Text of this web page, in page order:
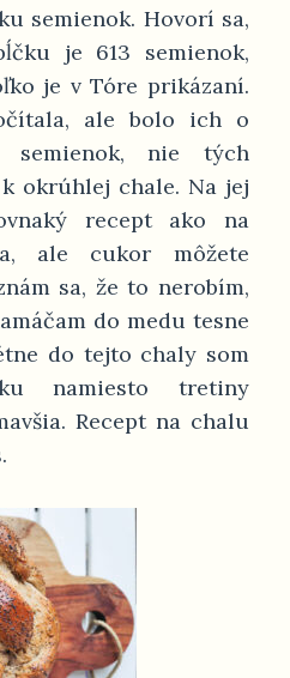
semienok. Hovorí sa,
je 613 semienok,
je v Tóre prikázaní.
ale bolo ich o
semienok, nie tých
okrúhlej chale. Na jej
recept ako na
ale cukor môžete
sa, že to nerobím,
do medu tesne
do tejto chaly som
namiesto tretiny
Recept na chalu